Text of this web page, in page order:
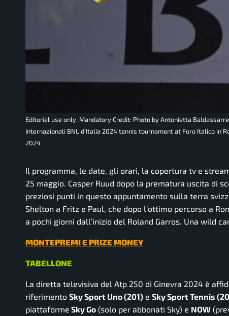
Editorial use only. Mandatory Credit: Photo by Antonietta
Internazionali BNL d'Italia 2024 tennis tournament at Foro Italico in
2024
Il programma, le date, gli orari, la copertura tv e
25 maggio. Casper Ruud dopo la prematura uscita di
preziosi punti in questo appuntamento sulla terra
Shelton a Fritz e Paul, che dopo l’ottimo percorso a
a pochi giorni dall’inizio del Roland Garros. Una wild
MONTEPREMI E PRIZE MONEY
TABELLONE
La diretta televisiva del Atp 250 di Ginevra 2024 è
riferimento Sky Sport Uno (201) e Sky Sport Tennis
piattaforme Sky Go (solo per abbonati Sky) e NOW